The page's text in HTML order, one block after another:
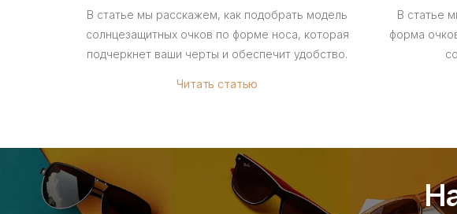
В статье мы расскажем, как подобрать модель
солнцезащитных очков по форме носа, которая
подчеркнет ваши черты и обеспечит удобство.
Читать статью
В статье
форма